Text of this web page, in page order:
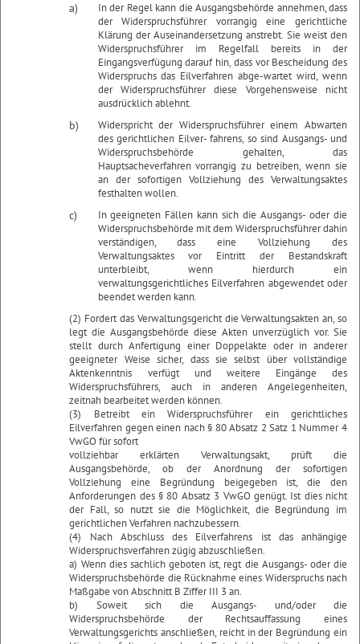
a)
In der Regel kann die Ausgangsbehörde annehmen, dass
der Widerspruchsführer vorrangig eine gerichtliche
Klärung der Auseinandersetzung anstrebt. Sie weist den
Widerspruchsführer im Regelfall bereits in der
Eingangsverfügung darauf hin, dass vor Bescheidung des
Widerspruchs das Eilverfahren abge-wartet wird, wenn
der Widerspruchsführer diese Vorgehensweise nicht
ausdrücklich ablehnt.
b)
Widerspricht der Widerspruchsführer einem Abwarten
des gerichtlichen Eilver- fahrens, so sind Ausgangs- und
Widerspruchsbehörde gehalten, das
Hauptsacheverfahren vorrangig zu betreiben, wenn sie
an der sofortigen Vollziehung des Verwaltungsaktes
festhalten wollen.
c)
In geeigneten Fällen kann sich die Ausgangs- oder die
Widerspruchsbehörde mit dem Widerspruchsführer dahin
verständigen, dass eine Vollziehung des
Verwaltungsaktes vor Eintritt der Bestandskraft
unterbleibt, wenn hierdurch ein
verwaltungsgerichtliches Eilverfahren abgewendet oder
beendet werden kann.
(2) Fordert das Verwaltungsgericht die Verwaltungsakten an, so
legt die Ausgangsbehörde diese Akten unverzüglich vor. Sie
stellt durch Anfertigung einer Doppelakte oder in anderer
geeigneter Weise sicher, dass sie selbst über vollständige
Aktenkenntnis verfügt und weitere Eingänge des
Widerspruchsführers, auch in anderen Angelegenheiten,
zeitnah bearbeitet werden können.
(3) Betreibt ein Widerspruchsführer ein gerichtliches
Eilverfahren gegen einen nach § 80 Absatz 2 Satz 1 Nummer 4
VwGO für sofort
vollziehbar erklärten Verwaltungsakt, prüft die
Ausgangsbehörde, ob der Anordnung der sofortigen
Vollziehung eine Begründung beigegeben ist, die den
Anforderungen des § 80 Absatz 3 VwGO genügt. Ist dies nicht
der Fall, so nutzt sie die Möglichkeit, die Begründung im
gerichtlichen Verfahren nachzubessern.
(4) Nach Abschluss des Eilverfahrens ist das anhängige
Widerspruchsverfahren zügig abzuschließen.
a) Wenn dies sachlich geboten ist, regt die Ausgangs- oder die
Widerspruchsbehörde die Rücknahme eines Widerspruchs nach
Maßgabe von Abschnitt B Ziffer III 3 an.
b) Soweit sich die Ausgangs- und/oder die
Widerspruchsbehörde der Rechtsauffassung eines
Verwaltungsgerichts anschließen, reicht in der Begründung ein